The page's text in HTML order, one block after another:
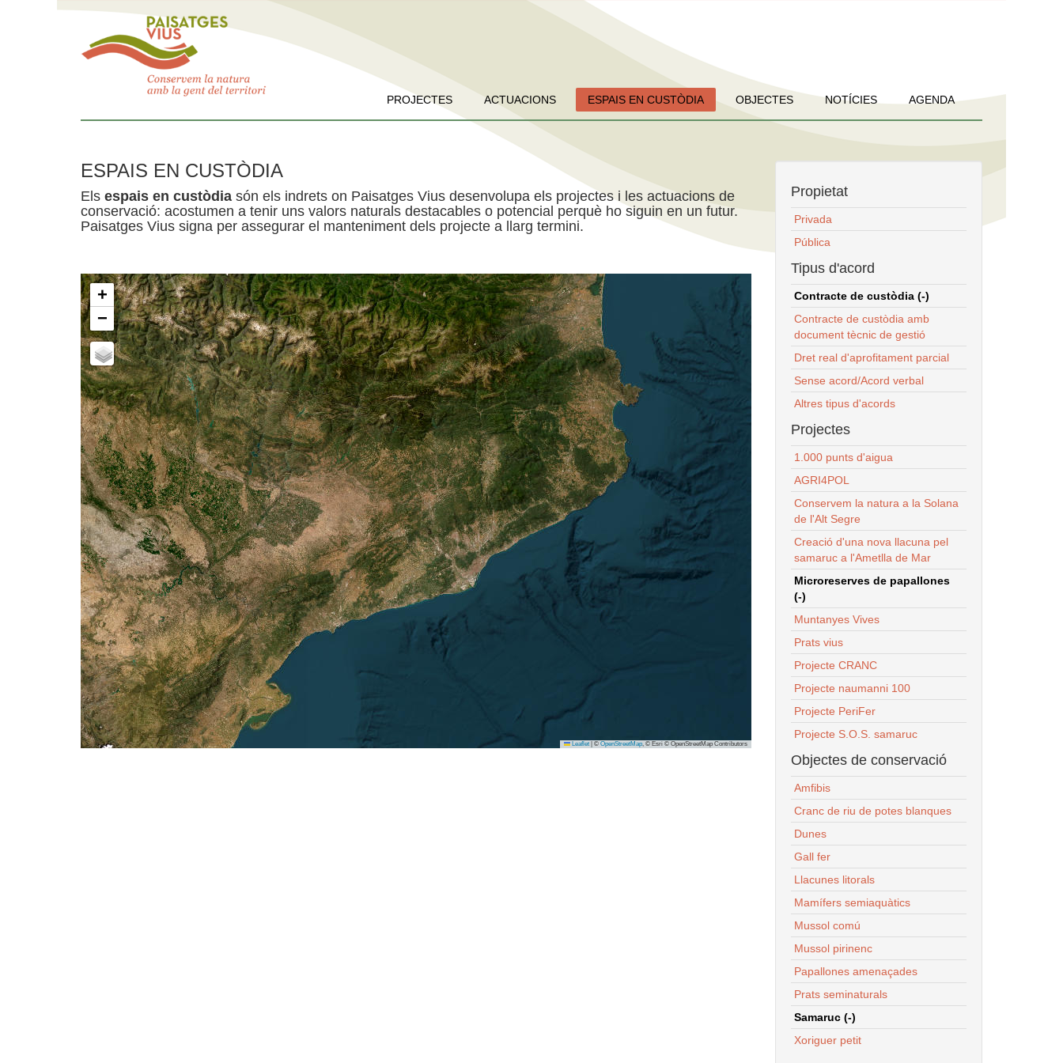
PROJECTES ACTUACIONS ESPAIS EN CUSTÒDIA OBJECTES NOTÍCIES AGENDA
ESPAIS EN CUSTÒDIA
Els espais en custòdia són els indrets on Paisatges Vius desenvolupa els projectes i les actuacions de
conservació: acostumen a tenir uns valors naturals destacables o potencial perquè ho siguin en un futur.
Paisatges Vius signa per assegurar el manteniment dels projecte a llarg termini.
+
−
Leaflet © OpenStreetMap, © Esri © OpenStreetMap Contributors
Propietat
Privada
Pública
Tipus d'acord
Contracte de custòdia (-)
Contracte de custòdia amb
document tècnic de gestió
Dret real d'aprofitament parcial
Sense acord/Acord verbal
Altres tipus d'acords
Projectes
1.000 punts d'aigua
AGRI4POL
Conservem la natura a la Solana
de l'Alt Segre
Creació d'una nova llacuna pel
samaruc a l'Ametlla de Mar
Microreserves de papallones
(-)
Muntanyes Vives
Prats vius
Projecte CRANC
Projecte naumanni 100
Projecte PeriFer
Projecte S.O.S. samaruc
Objectes de conservació
Amfibis
Cranc de riu de potes blanques
Dunes
Gall fer
Llacunes litorals
Mamífers semiaquàtics
Mussol comú
Mussol pirinenc
Papallones amenaçades
Prats seminaturals
Samaruc (-)
Xoriguer petit